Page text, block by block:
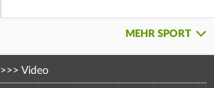
MEHR SPORT
>>> Video